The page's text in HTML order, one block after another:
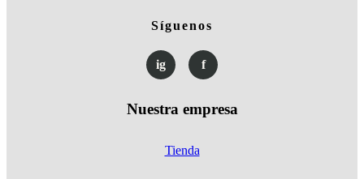
Síguenos
ig f
Nuestra empresa
Tienda